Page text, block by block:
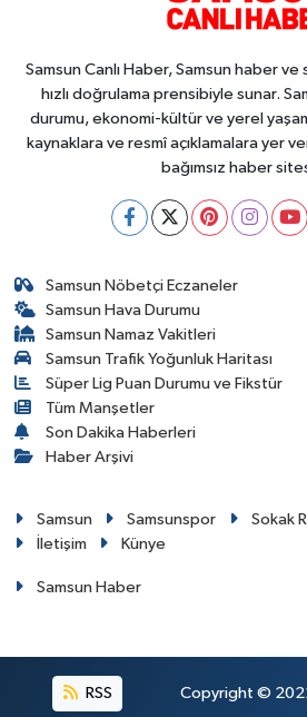
Samsun Canlı Haber, Samsun haber
hızlı doğrulama prensibiyle sunar.
durumu, ekonomi-kültür ve yerel
kaynaklara ve resmî açıklamalara yer
bağımsız haber
Samsun Nöbetçi Eczaneler
Samsun Hava Durumu
Samsun Namaz Vakitleri
Samsun Trafik Yoğunluk Haritası
Süper Lig Puan Durumu ve Fikstür
Tüm Manşetler
Son Dakika Haberleri
Haber Arşivi
Samsun Samsunspor Sokak
İletişim
Künye
Samsun Haber
RSS Copyright ©